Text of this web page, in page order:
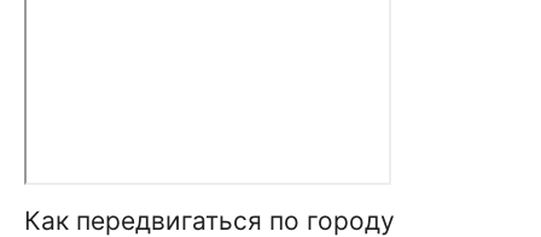
Как передвигаться по городу